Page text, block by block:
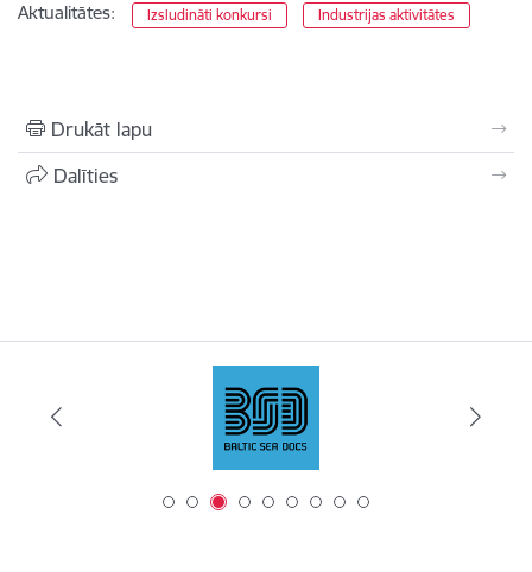
Aktualitātes: Izsludināti konkursi Industrijas aktivitātes
Drukāt lapu
Dalīties